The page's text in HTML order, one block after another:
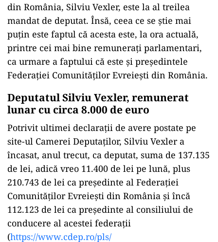
din România, Silviu Vexler, este la al treilea
mandat de deputat. Însă, ceea ce se știe mai
puțin este faptul că acesta este, la ora actuală,
printre cei mai bine remunerați parlamentari,
ca urmare a faptului că este și președintele
Federaţiei Comunităţilor Evreieşti din România.
Deputatul Silviu Vexler, remunerat
lunar cu circa 8.000 de euro
Potrivit ultimei declarații de avere postate pe
site-ul Camerei Deputaților, Silviu Vexler a
încasat, anul trecut, ca deputat, suma de 137.135
de lei, adică vreo 11.400 de lei pe lună, plus
210.743 de lei ca președinte al Federaţiei
Comunităţilor Evreieşti din România și încă
112.123 de lei ca președinte al consiliului de
conducere al acestei federații
(https://www.cdep.ro/pls/